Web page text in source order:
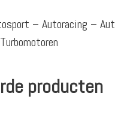
– Autoracing –
producten